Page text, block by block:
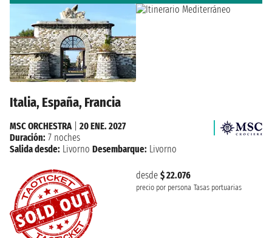
Italia, España, Francia
desde $ 22.076
precio por persona Tasas portuarias
MSC ORCHESTRA| 20 ENE. 2027
Duración: 7 noches
Salida desde: Livorno Desembarque: Livorno